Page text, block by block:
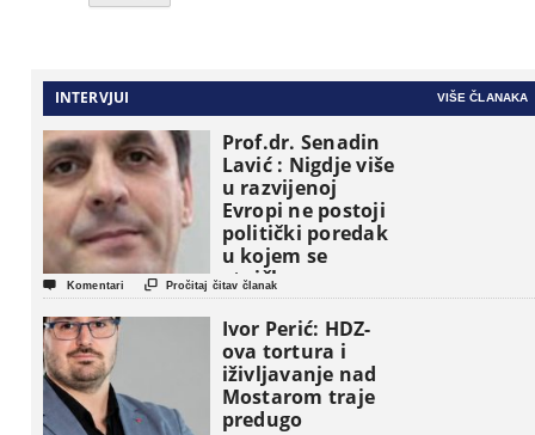
INTERVJUI VIŠE ČLANAKA
Prof.dr. Senadin
Lavić : Nigdje više
u razvijenoj
Evropi ne postoji
politički poredak
u kojem se
etničke grupe
pojavljuju kao
osnovne
političke jedinice
 Komentari  Pročitaj čitav članak
Ivor Perić: HDZ-
ova tortura i
iživljavanje nad
Mostarom traje
predugo